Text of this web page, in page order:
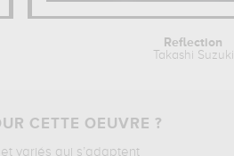
Reflection
Takashi Suzuki
CETTE OEUVRE ?
variés qui s’adaptent